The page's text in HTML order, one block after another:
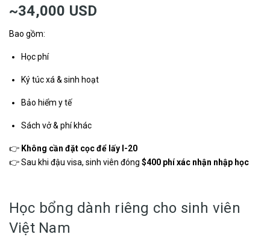
~34,000 USD
Bao gồm:
Học phí
Ký túc xá & sinh hoạt
Bảo hiểm y tế
Sách vở & phí khác
👉 Không cần đặt cọc để lấy I-20
👉 Sau khi đậu visa, sinh viên đóng $400 phí xác nhận nhập học
Học bổng dành riêng cho sinh viên
Việt Nam